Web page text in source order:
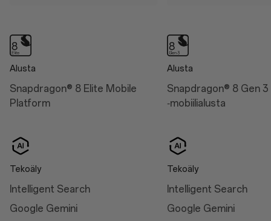
Charge
RadiantView
Mitat
Dawn/Black Eclipse)
Alusta
Snapdragon® 8 Elite Mobile
Platform
Tekoäly
Intelligent Search
Google Gemini
Alusta
Snapdragon® 8 Gen 3
‑mobiilialusta
Tekoäly
Intelligent Search
Google Gemini